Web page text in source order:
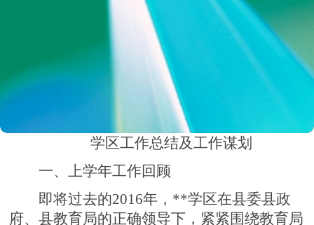
学区工作总结及工作谋划
一、上学年工作回顾
即将过去的2016年，**学区在县委县政
府、县教育局的正确领导下，紧紧围绕教育局